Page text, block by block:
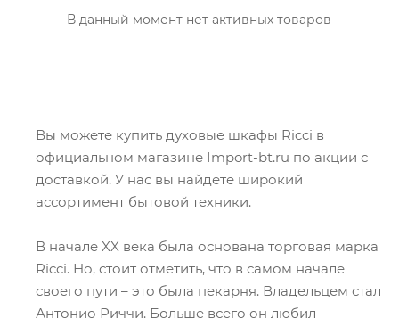
В данный момент нет активных товаров
Вы можете купить духовые шкафы Ricci в
официальном магазине Import-bt.ru по акции с
доставкой. У нас вы найдете широкий
ассортимент бытовой техники.
В начале XX века была основана торговая марка
Ricci. Но, стоит отметить, что в самом начале
своего пути – это была пекарня. Владельцем стал
Антонио Риччи. Больше всего он любил